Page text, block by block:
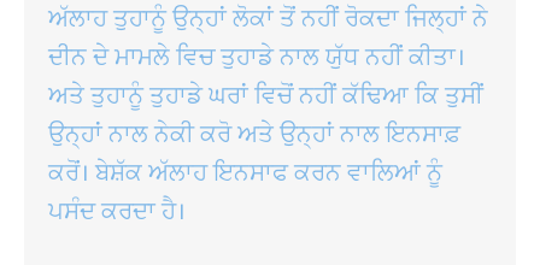
ਅੱਲਾਹ ਤੁਹਾਨੂੰ ਉਨ੍ਹਾਂ ਲੋਕਾਂ ਤੋਂ ਨਹੀਂ ਰੋਕਦਾ ਜਿਲ੍ਹਾਂ ਨੇ
ਦੀਨ ਦੇ ਮਾਮਲੇ ਵਿਚ ਤੁਹਾਡੇ ਨਾਲ ਯੁੱਧ ਨਹੀਂ ਕੀਤਾ।
ਅਤੇ ਤੁਹਾਨੂੰ ਤੁਹਾਡੇ ਘਰਾਂ ਵਿਚੋਂ ਨਹੀਂ ਕੱਢਿਆ ਕਿ ਤੁਸੀਂ
ਉਨ੍ਹਾਂ ਨਾਲ ਨੇਕੀ ਕਰੋ ਅਤੇ ਉਨ੍ਹਾਂ ਨਾਲ ਇਨਸਾਫ਼
ਕਰੋਂ। ਬੇਸ਼ੱਕ ਅੱਲਾਹ ਇਨਸਾਫ ਕਰਨ ਵਾਲਿਆਂ ਨੂੰ
ਪਸੰਦ ਕਰਦਾ ਹੈ।